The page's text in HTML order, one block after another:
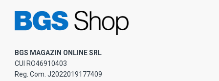
BGS MAGAZIN ONLINE SRL
CUI RO46910403
Reg. Com. J2022019177409